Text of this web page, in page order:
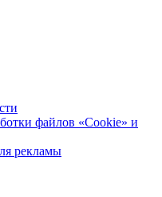
файлов «Cookie» и
рекламы